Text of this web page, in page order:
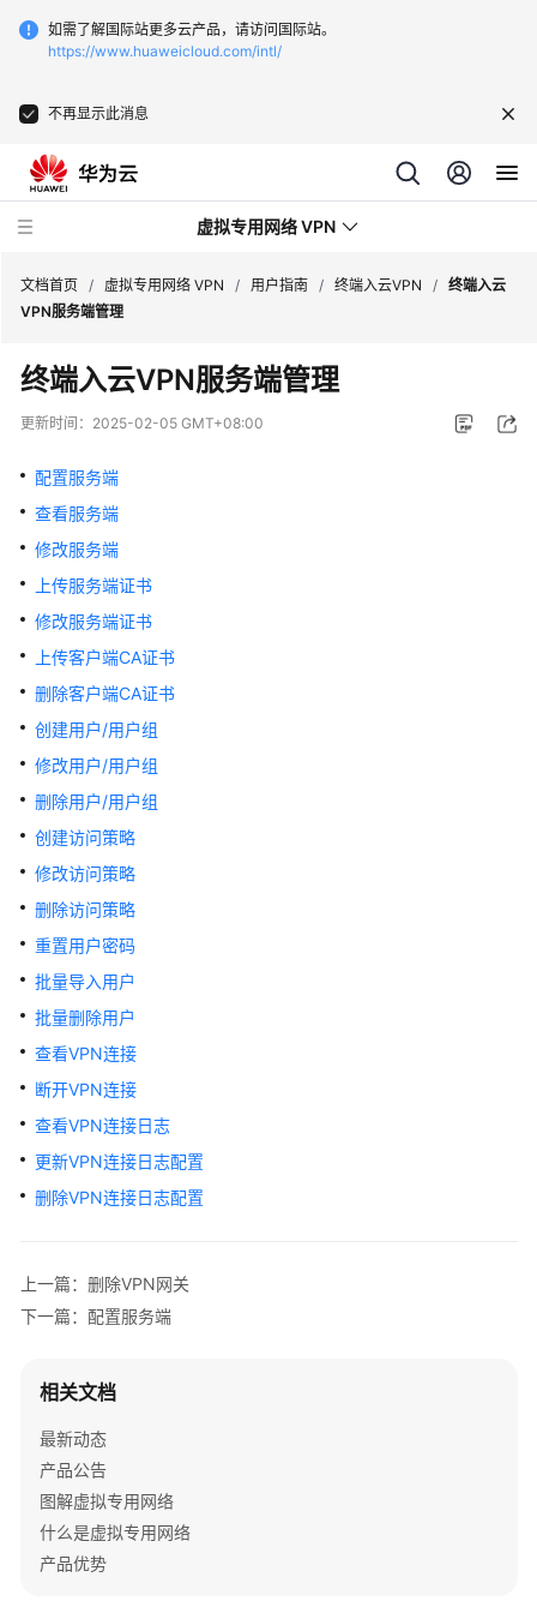
如需了解国际站更多云产品，请访问国际站。
https://www.huaweicloud.com/intl/
不再显示此消息
虚拟专用网络 VPN
最
新
动
务
公
告
产
品
介
绍
计
费
说
明
快
速
入
门
用
户
指
站
点
VPN
业
站
点
入
VPN
经
典
文档首页 / 虚拟专用网络 VPN / 用户指南 / 终端入云VPN / 终端入云
VPN服务端管理
终端入云VPN服务端管理
更新时间： 2025-02-05 GMT+08:00
配置服务端
查看服务端
修改服务端
上传服务端证书
修改服务端证书
上传客户端CA证书
删除客户端CA证书
创建用户/用户组
修改用户/用户组
删除用户/用户组
创建访问策略
修改访问策略
删除访问策略
重置用户密码
批量导入用户
批量删除用户
查看VPN连接
断开VPN连接
查看VPN连接日志
更新VPN连接日志配置
删除VPN连接日志配置
上一篇：删除VPN网关
下一篇：配置服务端
相关文档
最新动态
产品公告
图解虚拟专用网络
什么是虚拟专用网络
产品优势